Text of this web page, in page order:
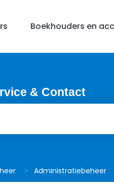
Boekhouders en
& Contact
Administratiebeheer